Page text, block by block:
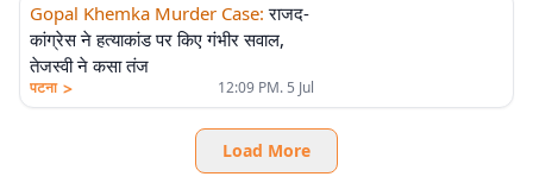
Gopal Khemka Murder Case: राजद-
कांग्रेस ने हत्याकांड पर किए गंभीर सवाल,
तेजस्वी ने कसा तंज
पटना > 12:09 PM. 5 Jul
Load More